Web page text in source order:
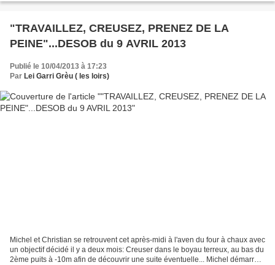
"TRAVAILLEZ, CREUSEZ, PRENEZ DE LA
PEINE"...DESOB du 9 AVRIL 2013
Publié le 10/04/2013 à 17:23
Par Lei Garri Grèu ( les loirs)
Michel et Christian se retrouvent cet après-midi à l'aven du four à chaux avec
un objectif décidé il y a deux mois: Creuser dans le boyau terreux, au bas du
2ème puits à -10m afin de découvrir une suite éventuelle... Michel démarre